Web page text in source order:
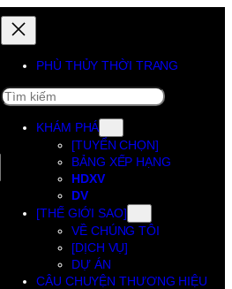
PHÙ THỦY THỜI TRANG
SEARCH
KHÁM PHÁ
[TUYỂN CHỌN]
BẢNG XẾP HẠNG
HDXV
DV
[THẾ GIỚI SAO]
VỀ CHÚNG TÔI
[DỊCH VỤ]
DỰ ÁN
CÂU CHUYỆN THƯƠNG HIỆU